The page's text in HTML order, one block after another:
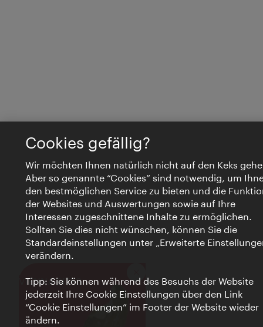
VIENNA BITES Schließen
Cookies gefällig?
Wir möchten Ihnen natürlich nicht auf den Keks
Aber so genannte “Cookies” sind notwendig, um
den bestmöglichen Service zu bieten und die
der Websites und Auswertungen sowie auf Ihre
Interessen zugeschnittene Inhalte zu ermöglichen.
Sollten Sie dies nicht wünschen, können Sie die
Standardeinstellungen unter „Erweiterte
verändern.
Tipp: Sie können während des Besuchs der Website
jederzeit Ihre Cookie Einstellungen über den Link
“Cookie Einstellungen” im Footer der Website wieder
ändern.